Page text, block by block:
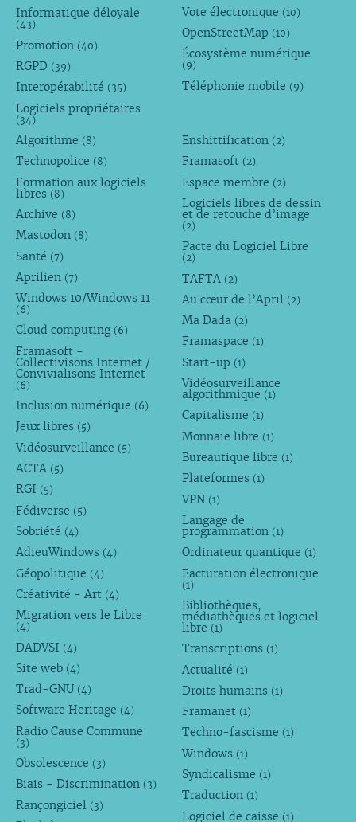
Informatique déloyale
(43)
Promotion (40)
RGPD (39)
Interopérabilité (35)
Logiciels propriétaires
(34)
Vote électronique (10)
OpenStreetMap (10)
Écosystème numérique
(9)
Téléphonie mobile (9)
Algorithme (8)
Technopolice (8)
Formation aux logiciels
libres (8)
Archive (8)
Mastodon (8)
Santé (7)
Aprilien (7)
Windows 10/Windows 11
(6)
Cloud computing (6)
Framasoft -
Collectivisons Internet /
Convivialisons Internet
(6)
Inclusion numérique (6)
Jeux libres (5)
Vidéosurveillance (5)
ACTA (5)
RGI (5)
Fédiverse (5)
Sobriété (4)
AdieuWindows (4)
Géopolitique (4)
Créativité - Art (4)
Migration vers le Libre
(4)
DADVSI (4)
Site web (4)
Trad-GNU (4)
Software Heritage (4)
Radio Cause Commune
(3)
Obsolescence (3)
Biais - Discrimination (3)
Rançongiciel (3)
Enshittification (2)
Framasoft (2)
Espace membre (2)
Logiciels libres de dessin
et de retouche d’image
(2)
Pacte du Logiciel Libre
(2)
TAFTA (2)
Au cœur de l’April (2)
Ma Dada (2)
Framaspace (1)
Start-up (1)
Vidéosurveillance
algorithmique (1)
Capitalisme (1)
Monnaie libre (1)
Bureautique libre (1)
Plateformes (1)
VPN (1)
Langage de
programmation (1)
Ordinateur quantique (1)
Facturation électronique
(1)
Bibliothèques,
médiathèques et logiciel
libre (1)
Transcriptions (1)
Actualité (1)
Droits humains (1)
Framanet (1)
Techno-fascisme (1)
Windows (1)
Syndicalisme (1)
Traduction (1)
Logiciel de caisse (1)